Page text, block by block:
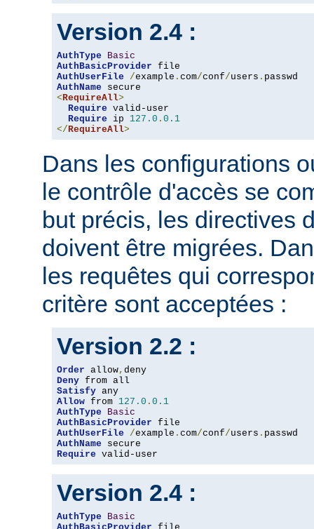
Version 2.4 :
AuthType
Basic
AuthBasicProvider
AuthUserFile
/example . com/conf/users .
AuthName
<RequireAll>
Require valid-user
Require ip 127.0 . 0.1
</RequireAll>
Dans les configurations
le contrôle d'accès se
but précis, les directives
doivent être migrées.
les requêtes qui
critère sont acceptées :
Version 2.2 :
Order allow,
Deny
Satisfy
Allow from 127.0 . 0.1
AuthType
Basic
AuthBasicProvider
AuthUserFile
/example . com/conf/users .
AuthName
Require valid-user
Version 2.4 :
AuthType
Basic